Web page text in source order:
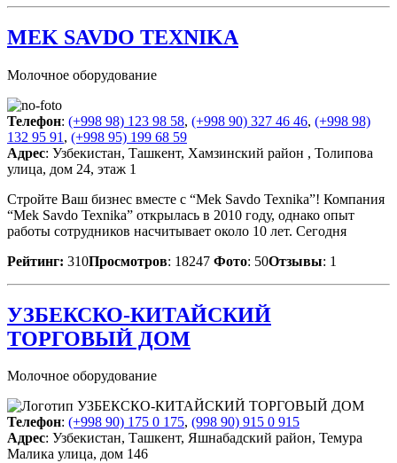
MEK SAVDO TEXNIKA
Молочное оборудование
Телефон: (+998 98) 123 98 58, (+998 90) 327 46 46, (+998 98)
132 95 91 , (+998 95) 199 68 59
Адрес: Узбекистан, Ташкент, Хамзинский район , Толипова
улица, дом 24, этаж 1
Стройте Ваш бизнес вместе с “Mek Savdo Texnika”! Компания
“Mek Savdo Texnika” открылась в 2010 году, однако опыт
работы сотрудников насчитывает около 10 лет. Сегодня
Рейтинг: 310Просмотров: 18247 Фото: 50Отзывы: 1
УЗБЕКСКО-КИТАЙСКИЙ
ТОРГОВЫЙ ДОМ
Молочное оборудование
Телефон: (+998 90) 175 0 175, (998 90) 915 0 915
Адрес: Узбекистан, Ташкент, Яшнабадский район, Темура
Малика улица, дом 146